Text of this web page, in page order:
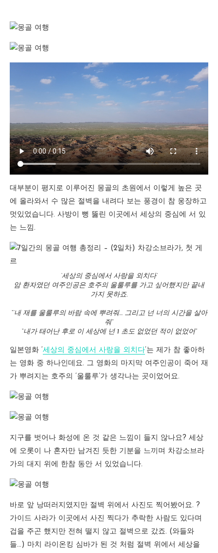
대부분이 평지로 이루어진 몽골의 초원에서 이렇게 높은 곳
에 올라와서 수 많은 절벽을 내려다 보는 풍경이 참 웅장하고
멋있었습니다. 사방이 뻥 뚫린 이곳에서 세상의 중심에 서 있
는 느낌.
‘세상의 중심에서 사랑을 외치다’
암 환자였던 여주인공은 호주의 울룰루를 가고 싶어했지만 끝내
가지 못하죠.
“‘내 재를 울룰루의 바람 속에 뿌려줘… 그리고 넌 너의 시간을 살아
줘”
“내가 태어난 후로 이 세상에 넌 1 초도 없었던 적이 없었어”
일본영화 ‘ 세상의 중심에서 사랑을 외치다 ‘는 제가 참 좋아하
는 영화 중 하나인데요. 그 영화의 마지막 여주인공이 죽어 재
가 뿌려지는 호주의 ‘울룰루’가 생각나는 곳이었어요.
지구를 벗어나 화성에 온 것 같은 느낌이 들지 않나요? 세상
에 오롯이 나 혼자만 남겨진 듯한 기분을 느끼며 차강소브라
가의 대지 위에 한참 동안 서 있었습니다.
바로 앞 낭떠러지였지만 절벽 위에서 사진도 찍어봤어요. ?
가이드 사라가 이곳에서 사진 찍다가 추락한 사람도 있다며
겁을 주곤 했지만 전혀 떨지 않고 절벽으로 갔죠. (와들와
들…) 마치 라이온킹 심바가 된 것 처럼 절벽 위에서 세상을